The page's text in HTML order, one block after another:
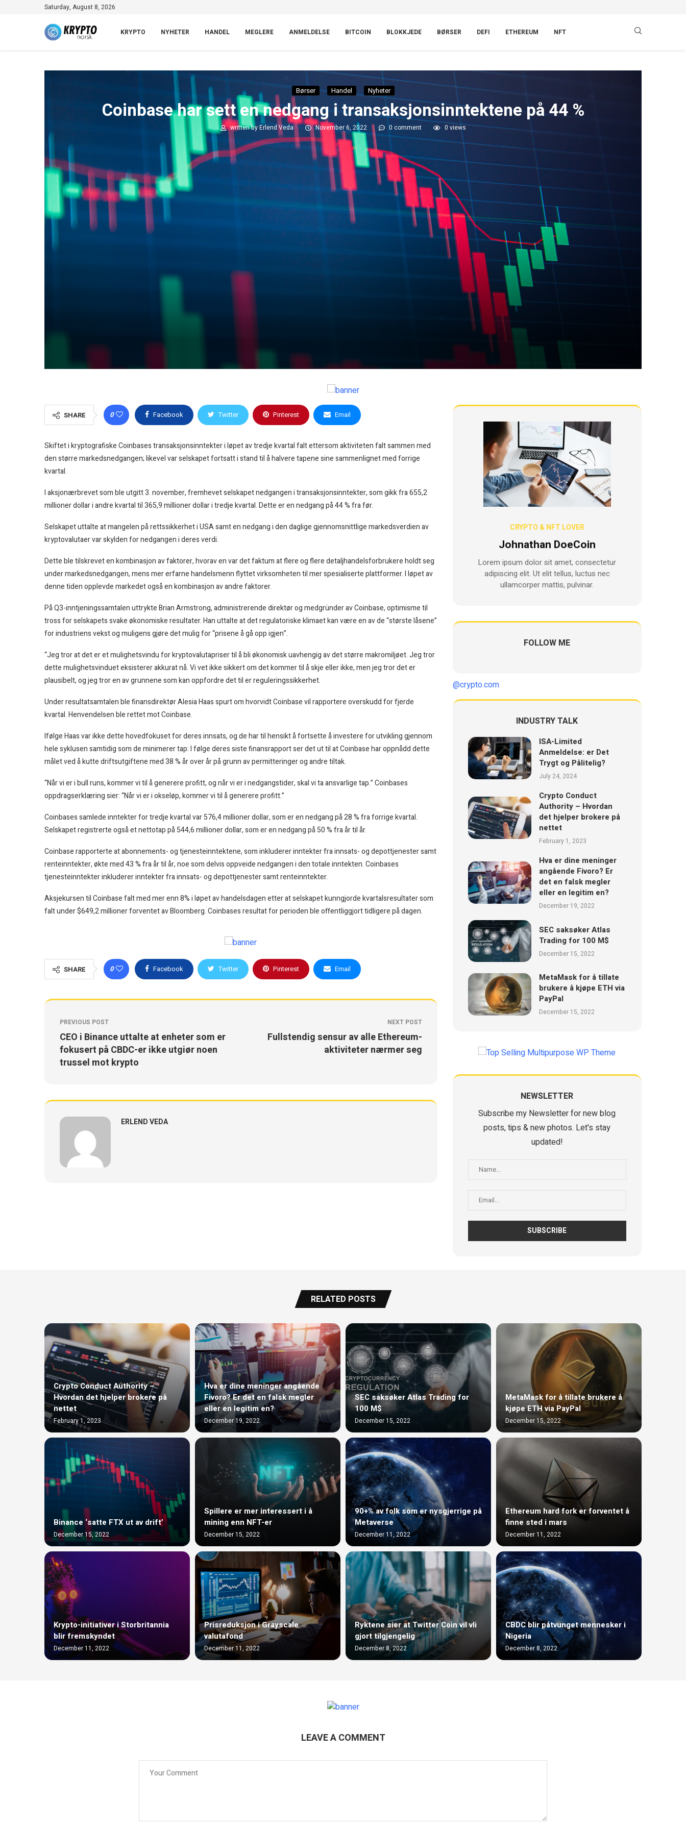
Saturday, August 8, 2026
KRYPTO NYHETER HANDEL MEGLERE ANMELDELSE BITCOIN BLOKKJEDE BØRSER DEFI ETHEREUM NFT
Børser Handel Nyheter
Coinbase har sett en nedgang i transaksjonsinntektene på 44 %
written byErlend Veda November 6, 2022 0 comment 0 views
SHARE 0 Facebook Twitter Pinterest Email
Skiftet i kryptografiske Coinbases transaksjonsinntekter i løpet av tredje kvartal falt ettersom aktiviteten falt sammen med
den større markedsnedgangen; likevel var selskapet fortsatt i stand til å halvere tapene sine sammenlignet med forrige
kvartal.
I aksjonærbrevet som ble utgitt 3. november, fremhevet selskapet nedgangen i transaksjonsinntekter, som gikk fra 655,2
millioner dollar i andre kvartal til 365,9 millioner dollar i tredje kvartal. Dette er en nedgang på 44 % fra før.
Selskapet uttalte at mangelen på rettssikkerhet i USA samt en nedgang i den daglige gjennomsnittlige markedsverdien av
kryptovalutaer var skylden for nedgangen i deres verdi.
Dette ble tilskrevet en kombinasjon av faktorer, hvorav en var det faktum at flere og flere detaljhandelsforbrukere holdt seg
under markedsnedgangen, mens mer erfarne handelsmenn flyttet virksomheten til mer spesialiserte plattformer. I løpet av
denne tiden opplevde markedet også en kombinasjon av andre faktorer.
På Q3-inntjeningssamtalen uttrykte Brian Armstrong, administrerende direktør og medgründer av Coinbase, optimisme til
tross for selskapets svake økonomiske resultater. Han uttalte at det regulatoriske klimaet kan være en av de “største låsene”
for industriens vekst og muligens gjøre det mulig for “prisene å gå opp igjen”.
“Jeg tror at det er et mulighetsvindu for kryptovalutapriser til å bli økonomisk uavhengig av det større makromiljøet. Jeg tror
dette mulighetsvinduet eksisterer akkurat nå. Vi vet ikke sikkert om det kommer til å skje eller ikke, men jeg tror det er
plausibelt, og jeg tror en av grunnene som kan oppfordre det til er reguleringssikkerhet.
Under resultatsamtalen ble finansdirektør Alesia Haas spurt om hvorvidt Coinbase vil rapportere overskudd for fjerde
kvartal. Henvendelsen ble rettet mot Coinbase.
Ifølge Haas var ikke dette hovedfokuset for deres innsats, og de har til hensikt å fortsette å investere for utvikling gjennom
hele syklusen samtidig som de minimerer tap: I følge deres siste finansrapport ser det ut til at Coinbase har oppnådd dette
målet ved å kutte driftsutgiftene med 38 % år over år på grunn av permitteringer og andre tiltak.
“Når vi er i bull runs, kommer vi til å generere profitt, og når vi er i nedgangstider, skal vi ta ansvarlige tap.” Coinbases
oppdragserklæring sier: “Når vi er i okseløp, kommer vi til å generere profitt.”
Coinbases samlede inntekter for tredje kvartal var 576,4 millioner dollar, som er en nedgang på 28 % fra forrige kvartal.
Selskapet registrerte også et nettotap på 544,6 millioner dollar, som er en nedgang på 50 % fra år til år.
Coinbase rapporterte at abonnements- og tjenesteinntektene, som inkluderer inntekter fra innsats- og depottjenester samt
renteinntekter, økte med 43 % fra år til år, noe som delvis oppveide nedgangen i den totale inntekten. Coinbases
tjenesteinntekter inkluderer inntekter fra innsats- og depottjenester samt renteinntekter.
Aksjekursen til Coinbase falt med mer enn 8% i løpet av handelsdagen etter at selskapet kunngjorde kvartalsresultater som
falt under $649,2 millioner forventet av Bloomberg. Coinbases resultat for perioden ble offentliggjort tidligere på dagen.
SHARE 0 Facebook Twitter Pinterest Email
PREVIOUS POST
CEO i Binance uttalte at enheter som er
fokusert på CBDC-er ikke utgiør noen
trussel mot krypto
NEXT POST
Fullstendig sensur av alle Ethereum-
aktiviteter nærmer seg
ERLEND VEDA
CRYPTO & NFT LOVER
Johnathan DoeCoin
Lorem ipsum dolor sit amet, consectetur
adipiscing elit. Ut elit tellus, luctus nec
ullamcorper mattis, pulvinar.
FOLLOW ME
@crypto.com
INDUSTRY TALK
ISA-Limited
Anmeldelse: er Det
Trygt og Pålitelig?
July 24, 2024
Crypto Conduct
Authority – Hvordan
det hjelper brokere på
nettet
February 1, 2023
Hva er dine meninger
angående Fivoro? Er
det en falsk megler
eller en legitim en?
December 19, 2022
SEC saksøker Atlas
Trading for 100 M$
December 15, 2022
MetaMask for å tillate
brukere å kjøpe ETH via
PayPal
December 15, 2022
NEWSLETTER
Subscribe my Newsletter for new blog
posts, tips & new photos. Let's stay
updated!
RELATED POSTS
Crypto Conduct Authority –
Hvordan det hjelper brokere på
nettet
February 1, 2023
Hva er dine meninger angående
Fivoro? Er det en falsk megler
eller en legitim en?
December 19, 2022
SEC saksøker Atlas Trading for
100 M$
December 15, 2022
MetaMask for å tillate brukere å
kjøpe ETH via PayPal
December 15, 2022
Binance ‘satte FTX ut av drift’
December 15, 2022
Spillere er mer interessert i å
mining enn NFT-er
December 15, 2022
90+% av folk som er nysgjerrige på
Metaverse
December 11, 2022
Ethereum hard fork er forventet å
finne sted i mars
December 11, 2022
Krypto-initiativer i Storbritannia
blir fremskyndet
December 11, 2022
Prisreduksjon i Grayscale
valutafond
December 11, 2022
Ryktene sier at Twitter Coin vil vli
gjort tilgjengelig
December 8, 2022
CBDC blir påtvunget mennesker i
Nigeria
December 8, 2022
LEAVE A COMMENT